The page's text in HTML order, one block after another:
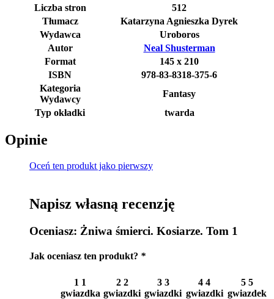
Liczba stron
512
Tłumacz
Katarzyna Agnieszka Dyrek
Wydawca
Uroboros
Autor
Neal Shusterman
Format
145 x 210
ISBN
978-83-8318-375-6
Kategoria
Wydawcy
Fantasy
Typ okładki
twarda
Opinie
Oceń ten produkt jako pierwszy
Napisz własną recenzję
Oceniasz: Żniwa śmierci. Kosiarze. Tom 1
Jak oceniasz ten produkt? *
1 1
gwiazdka
2 2
gwiazdki
3 3
gwiazdki
4 4
gwiazdki
5 5
gwiazdek